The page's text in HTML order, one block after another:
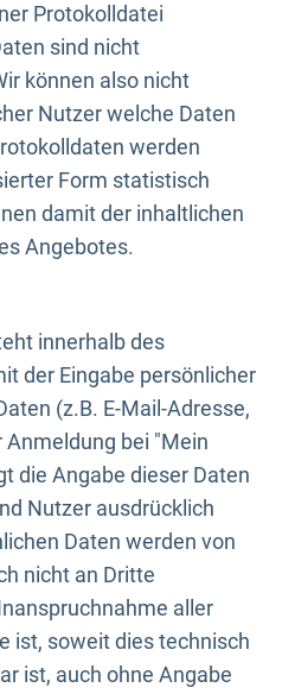
Protokolldatei
sind nicht
können also nicht
Nutzer welche Daten
werden
Form statistisch
damit der inhaltlichen
Angebotes.
innerhalb des
der Eingabe persönlicher
(z.B. E-Mail-Adresse,
bei "Mein
die Angabe dieser Daten
Nutzer ausdrücklich
Daten werden von
nicht an Dritte
aller
ist, soweit dies technisch
ist, auch ohne Angabe